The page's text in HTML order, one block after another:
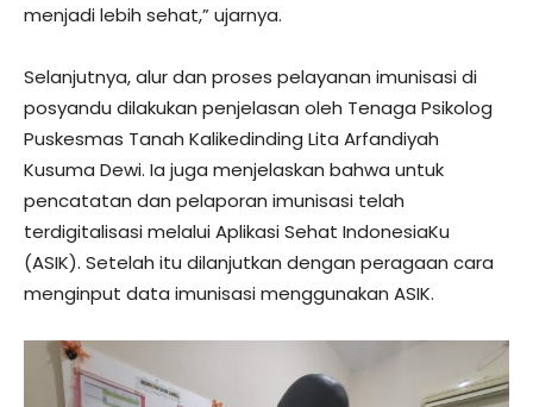
menjadi lebih sehat,” ujarnya.
Selanjutnya, alur dan proses pelayanan imunisasi di
posyandu dilakukan penjelasan oleh Tenaga Psikolog
Puskesmas Tanah Kalikedinding Lita Arfandiyah
Kusuma Dewi. Ia juga menjelaskan bahwa untuk
pencatatan dan pelaporan imunisasi telah
terdigitalisasi melalui Aplikasi Sehat IndonesiaKu
(ASIK). Setelah itu dilanjutkan dengan peragaan cara
menginput data imunisasi menggunakan ASIK.